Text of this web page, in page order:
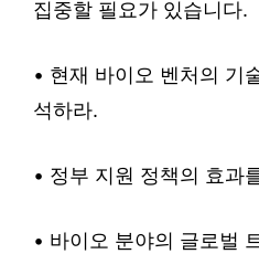
집중할 필요가 있습니다.
• 현재 바이오 벤처의 기
석하라.
• 정부 지원 정책의 효과
• 바이오 분야의 글로벌